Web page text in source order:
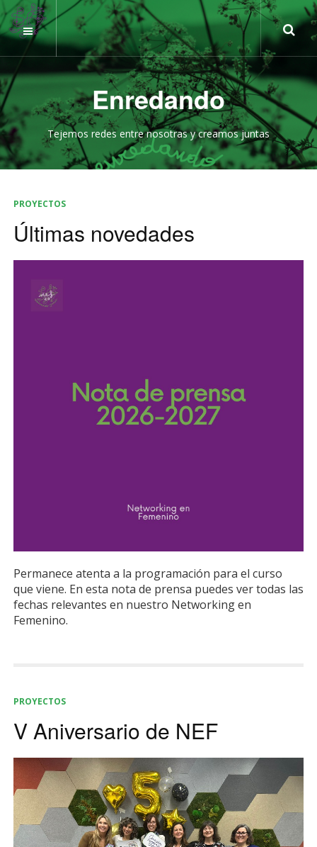
Enredando
Tejemos redes entre nosotras y creamos juntas
PROYECTOS
Últimas novedades
Permanece atenta a la programación para el curso
que viene. En esta nota de prensa puedes ver todas las
fechas relevantes en nuestro Networking en
Femenino.
PROYECTOS
V Aniversario de NEF